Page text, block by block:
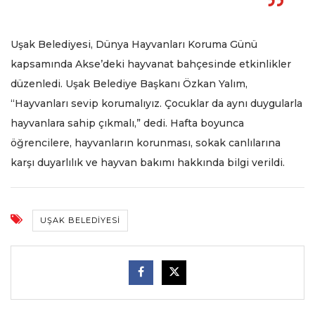
Uşak Belediyesi, Dünya Hayvanları Koruma Günü
kapsamında Akse’deki hayvanat bahçesinde etkinlikler
düzenledi. Uşak Belediye Başkanı Özkan Yalım,
“Hayvanları sevip korumalıyız. Çocuklar da aynı duygularla
hayvanlara sahip çıkmalı,” dedi. Hafta boyunca
öğrencilere, hayvanların korunması, sokak canlılarına
karşı duyarlılık ve hayvan bakımı hakkında bilgi verildi.
UŞAK BELEDIYESI